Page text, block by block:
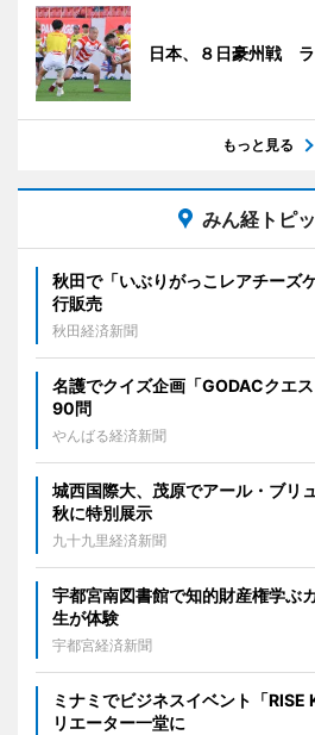
日本、８日豪州戦
もっと見る
みん経トピ
秋田で「いぶりがっこレアチー
行販売
秋田経済新聞
名護でクイズ企画「GODACクエ
90問
やんばる経済新聞
城西国際大、茂原でアール・ブ
秋に特別展示
九十九里経済新聞
宇都宮南図書館で知的財産権学
生が体験
宇都宮経済新聞
ミナミでビジネスイベント「
リエーター一堂に